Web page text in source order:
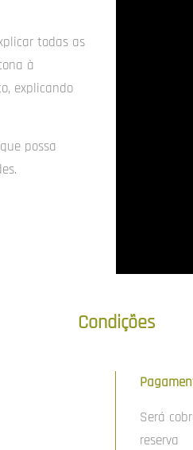
todas as
à
explicando
possa
Condições
Será
reserva